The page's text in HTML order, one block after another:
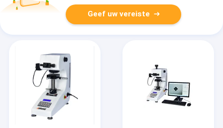
Geef uw vereiste